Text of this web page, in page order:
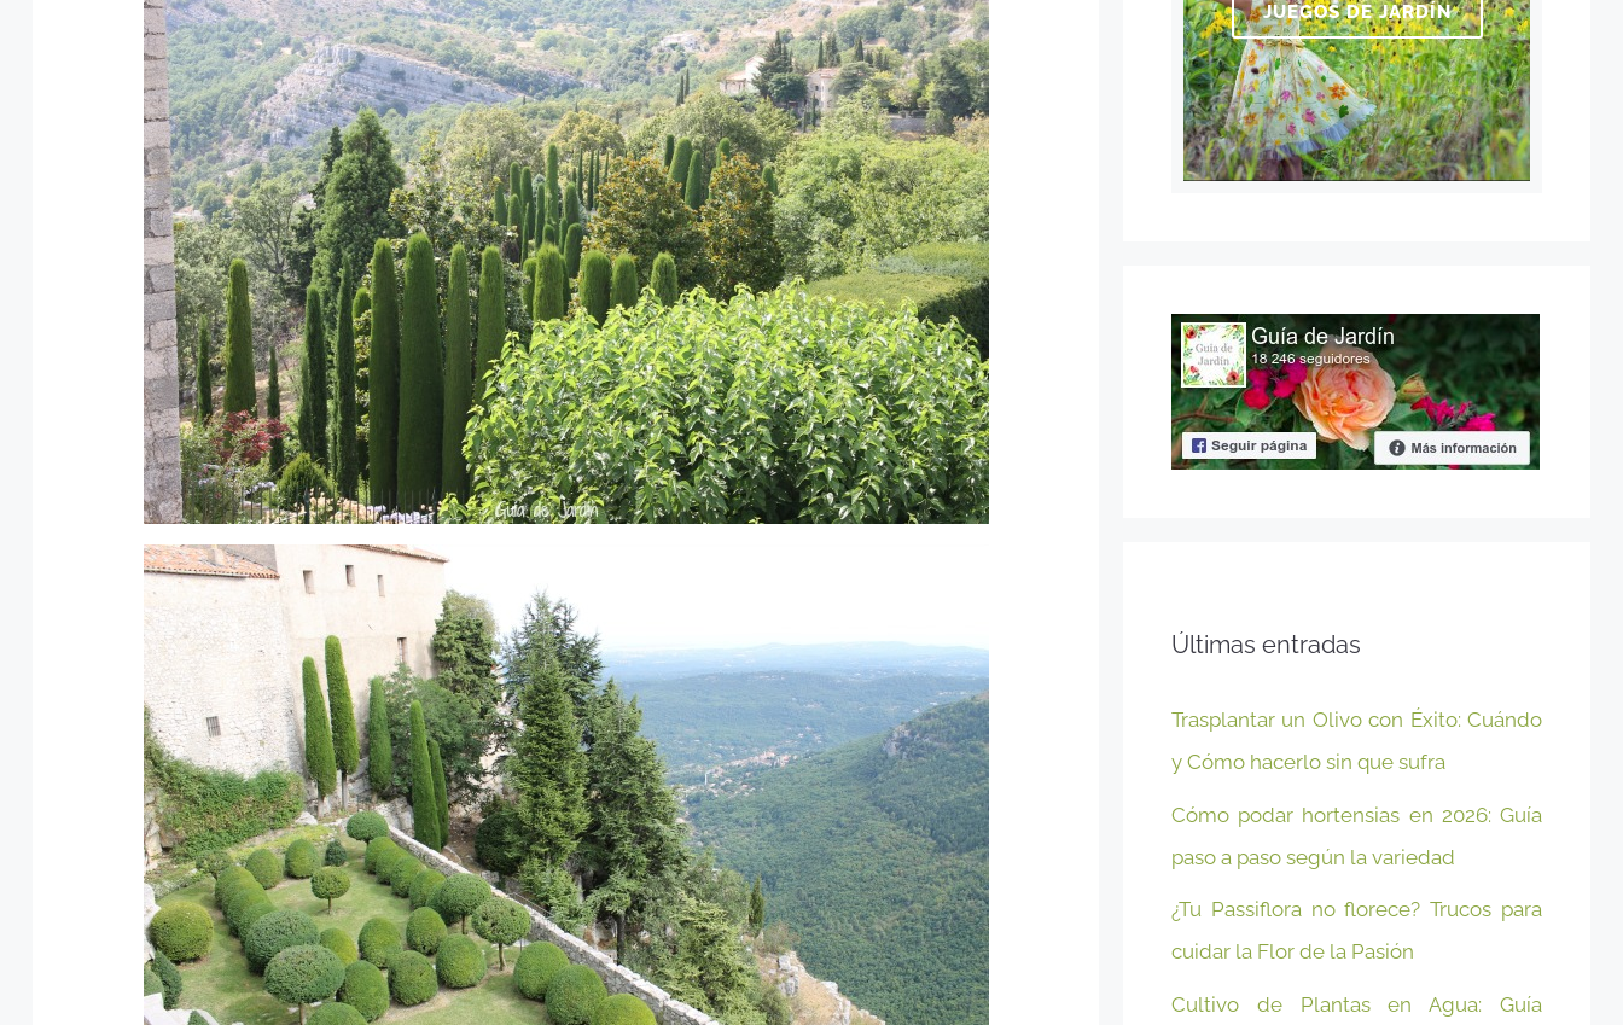
JUEGOS DE JARDÍN
Últimas entradas
Trasplantar un Olivo con Éxito: Cuándo
y Cómo hacerlo sin que sufra
Cómo podar hortensias en 2026: Guía
paso a paso según la variedad
¿Tu Passiflora no florece? Trucos para
cuidar la Flor de la Pasión
Cultivo de Plantas en Agua: Guía